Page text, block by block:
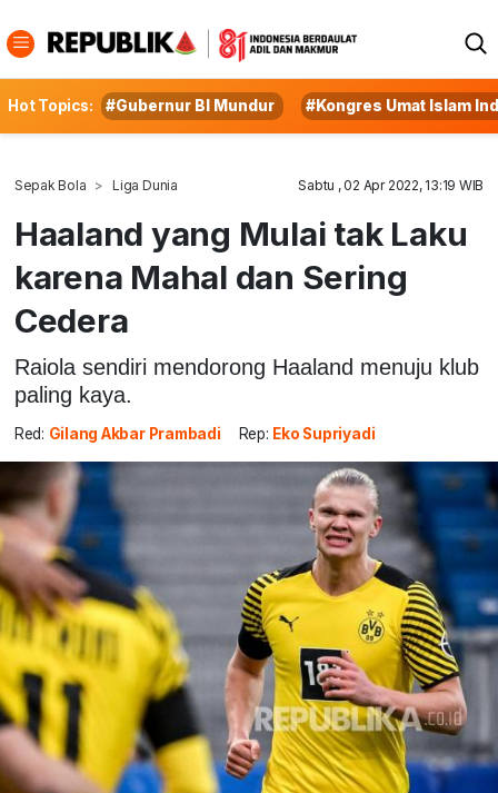
Hot Topics: #Gubernur BI Mundur #Kongres Umat Islam
Sepak Bola Liga Dunia Sabtu , 02 Apr 2022, 13:19 WIB
Haaland yang Mulai tak Laku
karena Mahal dan Sering
Cedera
Raiola sendiri mendorong Haaland menuju klub
paling kaya.
Red: Gilang Akbar Prambadi Rep: Eko Supriyadi